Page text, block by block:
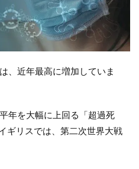
、近年最高に増加していま
年を大幅に上回る「超過死
ギリスでは、第二次世界大戦